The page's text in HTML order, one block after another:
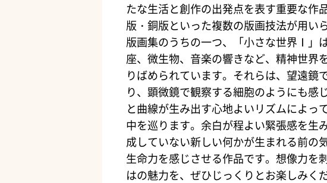
たな生活と創作の出発点を表す重要な作
版・銅版といった複数の版画技法が用い
版画集のうちの一つ、「小さな世界Ⅰ」
座、微生物、音楽の響きなど、精神世界
りばめられています。それらは、望遠鏡
り、顕微鏡で観察する細胞のようにも感
と曲線が生み出す心地よいリズムによっ
中を巡ります。余白が程よい緊張感を生
成していない新しい何かが生まれる前の
生命力を感じさせる作品です。想像力を
はの魅力を、ぜひじっくりとお楽しみく